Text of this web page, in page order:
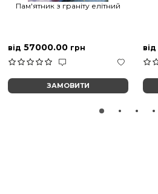
Пам'ятник з граніту елітний
від 57000.00 грн
ЗАМОВИТИ
від